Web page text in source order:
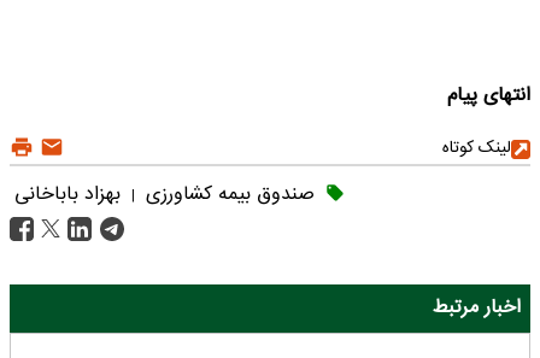
انتهای پیام
لینک کوتاه
صندوق بیمه کشاورزی | بهزاد باباخانی
اخبار مرتبط